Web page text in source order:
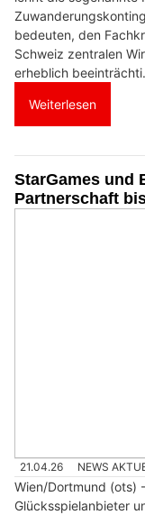
bedeuten, den
Schweiz zentralen
erheblich
Weiterlesen
StarGames und
Partnerschaft
21.04.26 NEWS
Wien/Dortmund (ots)
Glücksspielanbieter